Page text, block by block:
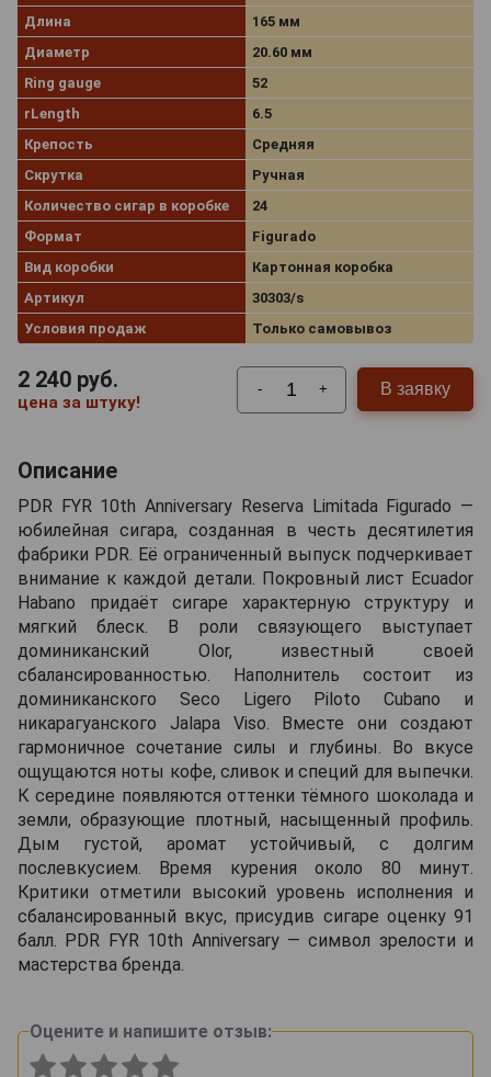
Длина
165 мм
Диаметр
20.60 мм
Ring gauge
52
rLength
6.5
Крепость
Средняя
Скрутка
Ручная
Количество сигар в коробке
24
Формат
Figurado
Вид коробки
Картонная коробка
Артикул
30303/s
Условия продаж
Только самовывоз
2 240 руб.
цена за штуку!
- + В заявку
Описание
PDR FYR 10th Anniversary Reserva Limitada Figurado —
юбилейная сигара, созданная в честь десятилетия
фабрики PDR. Её ограниченный выпуск подчеркивает
внимание к каждой детали. Покровный лист Ecuador
Habano придаёт сигаре характерную структуру и
мягкий блеск. В роли связующего выступает
доминиканский Olor, известный своей
сбалансированностью. Наполнитель состоит из
доминиканского Seco Ligero Piloto Cubano и
никарагуанского Jalapa Viso. Вместе они создают
гармоничное сочетание силы и глубины. Во вкусе
ощущаются ноты кофе, сливок и специй для выпечки.
К середине появляются оттенки тёмного шоколада и
земли, образующие плотный, насыщенный профиль.
Дым густой, аромат устойчивый, с долгим
послевкусием. Время курения около 80 минут.
Критики отметили высокий уровень исполнения и
сбалансированный вкус, присудив сигаре оценку 91
балл. PDR FYR 10th Anniversary — символ зрелости и
мастерства бренда.
Оцените и напишите отзыв: